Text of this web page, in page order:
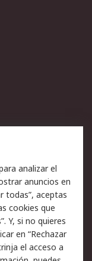
técnico
de privacidad -
de emails
analizar el
anuncios en
todas”, aceptas
cookies que
Y, si no quieres
en “Rechazar
el acceso a